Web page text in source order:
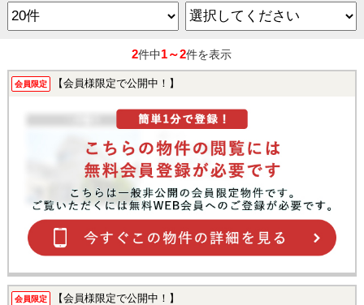
2件中1～2件を表示
会員限定 【会員様限定で公開中！】
会員限定 【会員様限定で公開中！】